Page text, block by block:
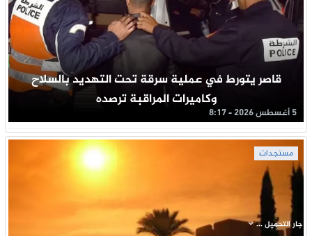
قاصر يتورط في عملية سرقة تحت التهديد بالسلاح
وكاميرات المراقبة ترصده
5 أغسطس 2026 - 8:17
مستجدات
جار التحميل ...